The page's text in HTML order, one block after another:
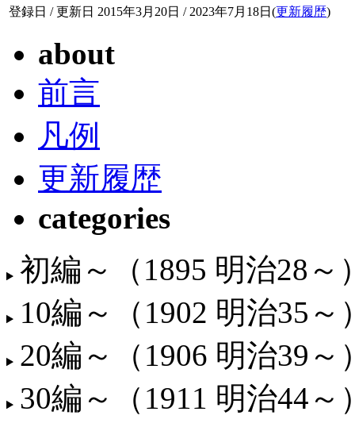
登録日 / 更新日 2015年3月20日 / 2023年7月18日(更新履歴)
about
前言
凡例
更新履歴
categories
初編～（1895 明治28～
10編～（1902 明治35～
20編～（1906 明治39～
30編～（1911 明治44～